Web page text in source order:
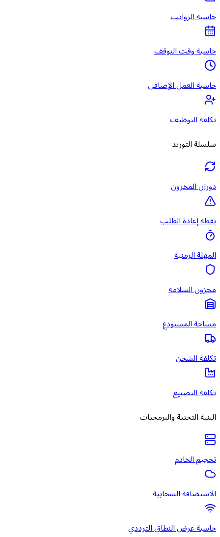
حاسبة الرواتب
حاسبة وقت التوقف
حاسبة العمل الإضافي
تكلفة التوظيف
سلسلة التوريد
دوران المخزون
نقطة إعادة الطلب
المهلة الزمنية
مخزون السلامة
مساحة المستودع
تكلفة الشحن
تكلفة التصنيع
البنية التحتية والبرمجيات
تحجيم الخادم
الاستضافة السحابية
حاسبة عرض النطاق الترددي